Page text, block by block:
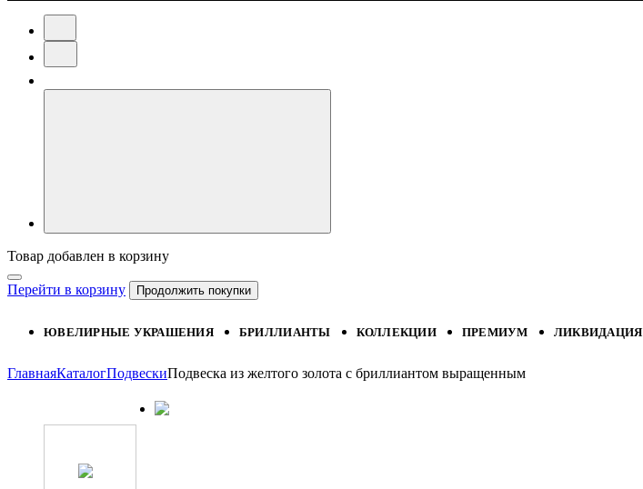
Товар добавлен в корзину
Перейти в корзину Продолжить покупки
ЮВЕЛИРНЫЕ УКРАШЕНИЯ БРИЛЛИАНТЫ КОЛЛЕКЦИИ ПРЕМИУМ ЛИКВИДАЦИЯ
ГлавнаяКаталогПодвескиПодвеска из желтого золота с бриллиантом выращенным